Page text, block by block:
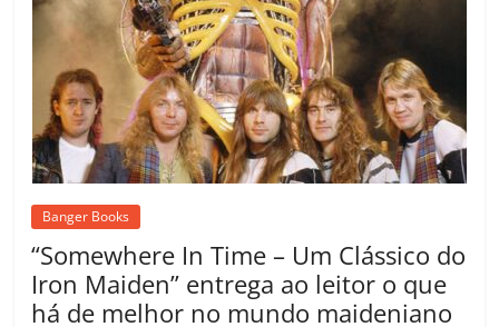
Banger Books
“Somewhere In Time – Um Clássico do
Iron Maiden” entrega ao leitor o que
há de melhor no mundo maideniano